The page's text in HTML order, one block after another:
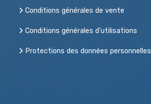
Conditions générales de vente
Conditions générales d'utilisations
Protections des données personnelles